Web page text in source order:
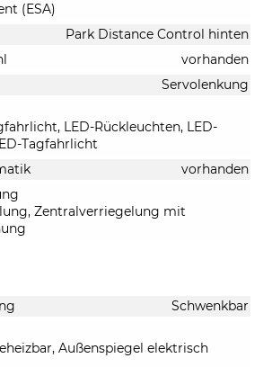
(ESA)
Park Distance Control hinten
vorhanden
Servolenkung
LED-Rückleuchten, LED-
Tagfahrlicht
vorhanden
Zentralverriegelung mit
Schwenkbar
Außenspiegel elektrisch